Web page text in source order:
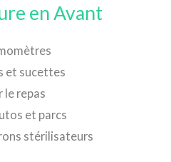
en Avant
et sucettes
le repas
et parcs
stérilisateurs